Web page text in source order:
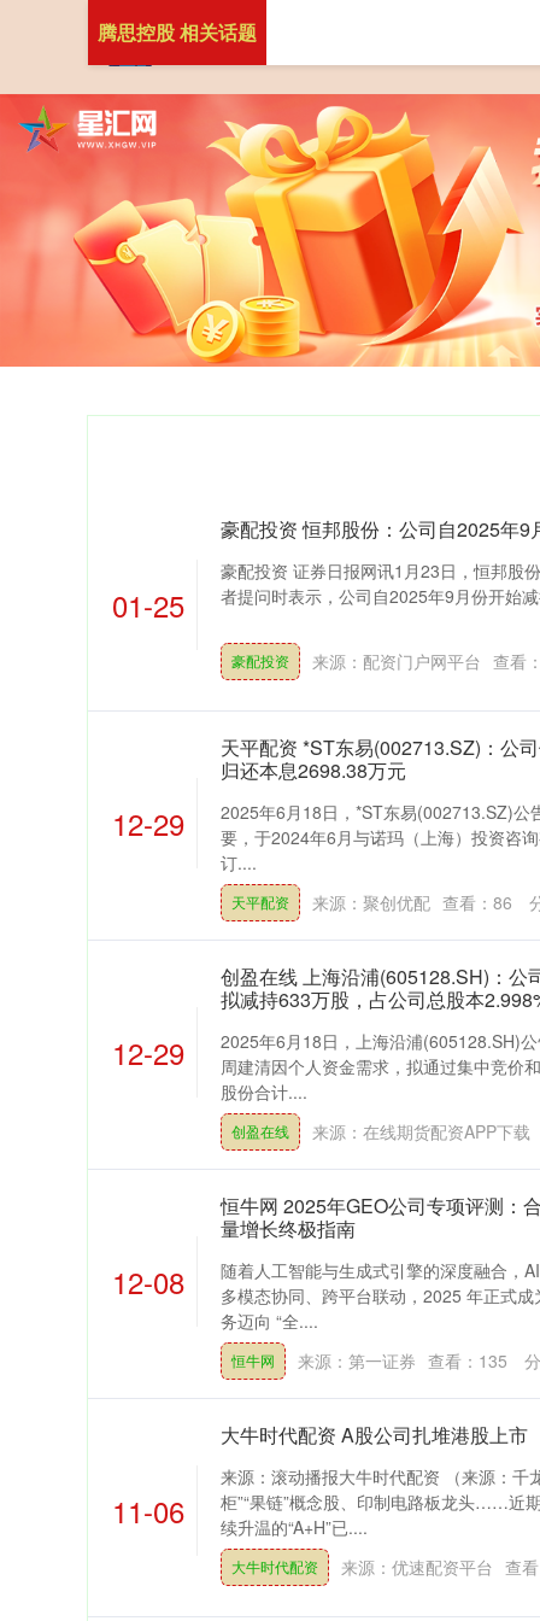
腾思控股 相关话题
01-25
豪配投资 恒邦股份：公司自2025年
豪配投资 证券日报网讯1月23日，恒邦股
者提问时表示，公司自2025年9月份开始
豪配投资 来源：配资门户网平台 查看
12-29
天平配资 *ST东易(002713.SZ)：公
归还本息2698.38万元
2025年6月18日，*ST东易(002713.SZ)公
要，于2024年6月与诺玛（上海）投资咨
订....
天平配资 来源：聚创优配 查看： 86
12-29
创盈在线 上海沿浦(605128.SH)：公
拟减持633万股，占公司总股本
2025年6月18日，上海沿浦(605128.SH)
周建清因个人资金需求，拟通过集中竞价
股份合计....
创盈在线 来源：在线期货配资APP下载
12-08
恒牛网 2025年GEO公司专项评测：
量增长终极指南
随着人工智能与生成式引擎的深度融合，
多模态协同、跨平台联动，2025 年正式
务迈向 “全....
恒牛网 来源：第一证券 查看： 135
11-06
大牛时代配资 A股公司扎堆港股上市
来源：滚动播报大牛时代配资 （来源：千
柜”“果链”概念股、印制电路板龙头……近
续升温的“A+H”已....
大牛时代配资 来源：优速配资平台 查
深证成指 14311.01 200.89